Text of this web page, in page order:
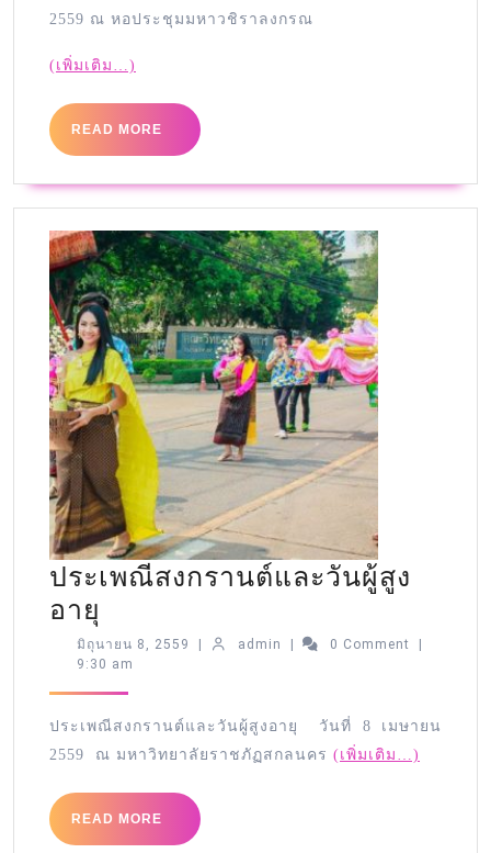
2559 ณ หอประชุมมหาวชิราลงกรณ
(เพิ่มเติม…)
READ MORE
ประเพณีสงกรานต์และวันผู้สูง
อายุ
มิถุนายน 8, 2559 admin 0 Comment
9:30 am
ประเพณีสงกรานต์และวันผู้สู งอายุ วันที่ 8 เมษายน
2559 ณ มหาวิทยาลัยราชภัฏสกลนคร (เพิ่มเติม…)
READ MORE